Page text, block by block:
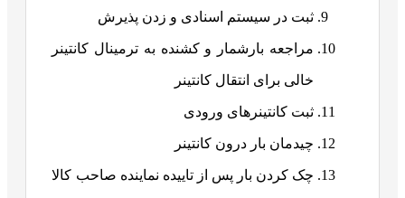
ثبت در سیستم اسنادی و زدن پذیرش
مراجعه بارشمار و کشنده به ترمینال کانتینر
خالی برای انتقال کانتینر
ثبت کانتینرهای ورودی
چیدمان بار درون کانتینر
چک کردن بار پس از تاییده نماینده صاحب کالا